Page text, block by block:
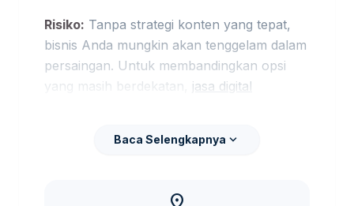
Risiko: Tanpa strategi konten yang tepat,
bisnis Anda mungkin akan tenggelam dalam
persaingan. Untuk membandingkan opsi
yang masih berdekatan, jasa digital
kami, Anda akan mendapatkan konten yang
Baca Selengkapnya expand_more